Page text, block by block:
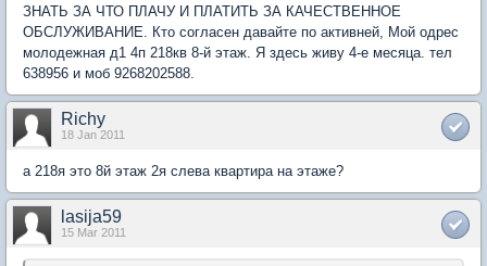
ЗНАТЬ ЗА ЧТО ПЛАЧУ И ПЛАТИТЬ ЗА КАЧЕСТВЕННОЕ
ОБСЛУЖИВАНИЕ. Кто согласен давайте по активней, Мой одрес
молодежная д1 4п 218кв 8-й этаж. Я здесь живу 4-е месяца. тел
638956 и моб 9268202588.
Richy
18 Jan 2011
а 218я это 8й этаж 2я слева квартира на этаже?
lasija59
15 Mar 2011